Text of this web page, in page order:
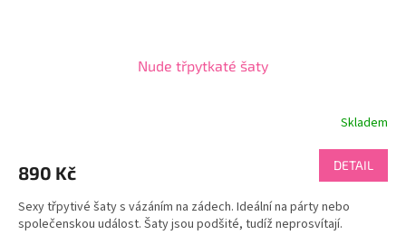
Nude třpytkaté šaty
Skladem
890 Kč DETAIL
Sexy třpytivé šaty s vázáním na zádech. Ideální na párty nebo
společenskou událost. Šaty jsou podšité, tudíž neprosvítají.